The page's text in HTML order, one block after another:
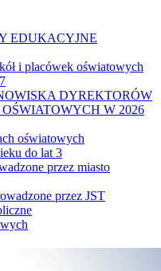
EDUKACYJNE
i placówek oświatowych
DYREKTORÓW
W 2026
oświatowych
do lat 3
przez miasto
przez JST